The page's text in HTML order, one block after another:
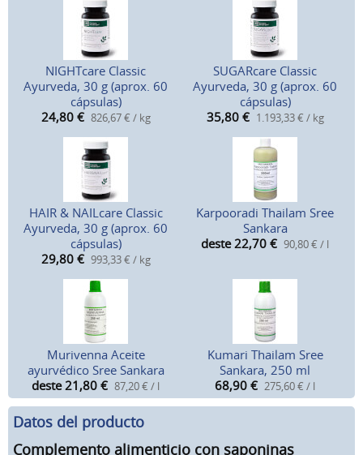
NIGHTcare Classic
Ayurveda, 30 g (aprox. 60
cápsulas)
24,80 € 826,67 € / kg
SUGARcare Classic
Ayurveda, 30 g (aprox. 60
cápsulas)
35,80 € 1.193,33 € / kg
HAIR & NAILcare Classic
Ayurveda, 30 g (aprox. 60
cápsulas)
29,80 € 993,33 € / kg
Karpooradi Thailam Sree
Sankara
deste 22,70 € 90,80 € / l
Murivenna Aceite
ayurvédico Sree Sankara
deste 21,80 € 87,20 € / l
Kumari Thailam Sree
Sankara, 250 ml
68,90 € 275,60 € / l
Datos del producto
Complemento alimenticio con saponinas